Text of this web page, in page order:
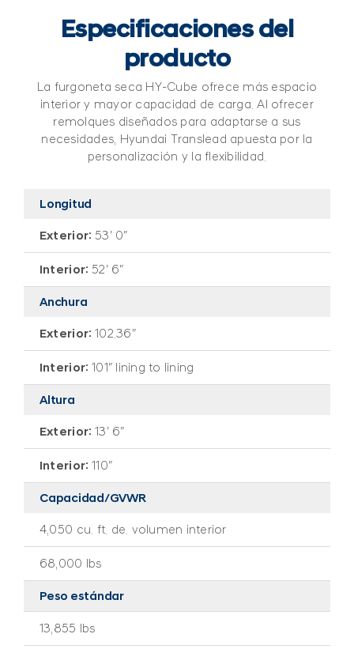
Especificaciones del
producto
La furgoneta seca HY-Cube ofrece más espacio
interior y mayor capacidad de carga. Al ofrecer
remolques diseñados para adaptarse a sus
necesidades, Hyundai Translead apuesta por la
personalización y la flexibilidad.
Longitud
Exterior: 53′ 0″
Interior: 52′ 6″
Anchura
Exterior: 102.36″
Interior: 101″ lining to lining
Altura
Exterior: 13′ 6″
Interior: 110″
Capacidad/GVWR
4,050 cu. ft. de. volumen interior
68,000 lbs
Peso estándar
13,855 lbs